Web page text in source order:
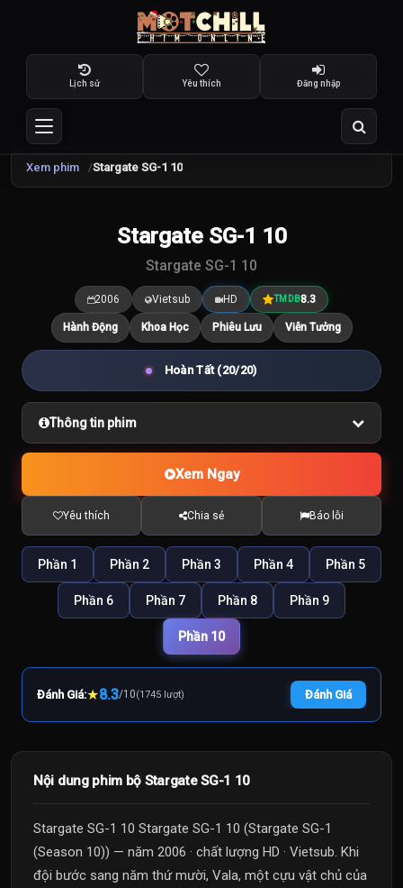
Lịch sử Yêu thích Đăng nhập
Xem phim Stargate SG-1 10
8.3
Stargate SG-1 10
Stargate SG-1 10
2006 Vietsub HD TMDB8.3
Hành Động Khoa Học Phiêu Lưu Viễn Tưởng
Hoàn Tất (20/20)
Thông tin phim
Xem Ngay
Yêu thích Chia sẻ Báo lỗi
Phần 1 Phần 2 Phần 3 Phần 4 Phần 5
Phần 6 Phần 7 Phần 8 Phần 9
Phần 10
Đánh Giá:★8.3/10(1745 lượt) Đánh Giá
Nội dung phim bộ Stargate SG-1 10
Stargate SG-1 10 Stargate SG-1 10 (Stargate SG-1
(Season 10)) — năm 2006 · chất lượng HD · Vietsub. Khi
đội bước sang năm thứ mười, Vala, một cựu vật chủ của